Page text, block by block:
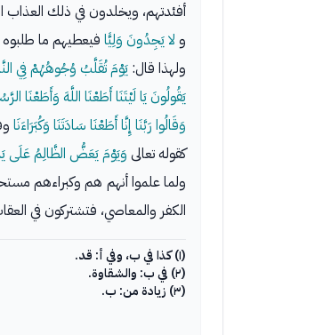
أفئدتهم، ويخلدون في ذلك العذاب
و لا يَجِدُونَ وَلِيًّا فيعطيهم ما طلبوه
ولهذا قال: يَوْمَ تُقَلَّبُ وُجُوهُهُمْ فِي
يَقُولُونَ يَا لَيْتَنَا أَطَعْنَا اللَّهَ وَأَطَعْنَا
وَقَالُوا رَبَّنَا إِنَّا أَطَعْنَا سَادَتَنَا وَكُبَرَاءَنَا
كقوله تعالى وَيَوْمَ يَعَضُّ الظَّالِمُ عَلَى
ولما علموا أنهم هم وكبراءهم
الكفر والمعاصي، فتشتركون في
(١) كذا في ب، وفي أ: قد.
(٢) في ب: والشقاوة.
(٣) زيادة من: ب.